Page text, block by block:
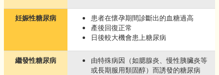
妊娠性糖尿病
患者在懷孕期間診斷出的血糖過高
產後回復正常
日後較大機會患上糖尿病
繼發性糖尿病
由特殊病因（如腮腺炎、慢性胰臟炎等
或長期服用類固醇）而誘發的糖尿病